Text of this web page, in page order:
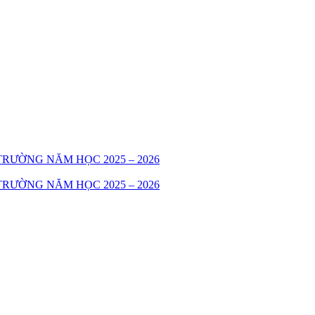
NĂM HỌC 2025 – 2026
NĂM HỌC 2025 – 2026